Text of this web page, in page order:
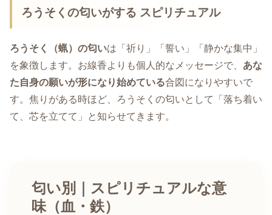
ろうそくの匂いがする スピリチュアル
ろうそく（蝋）の匂いは「祈り」「誓い」「静かな集中」
を象徴します。お線香よりも個人的なメッセージで、 あな
た自身の願いが形になり始めている合図になりやすいで
す。焦りがある時ほど、ろうそくの匂いとして「落ち着い
て、芯を立てて」と知らせてきます。
匂い別｜スピリチュアルな意
味（血・鉄）